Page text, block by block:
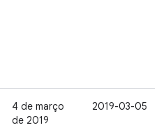
4 de março
de 2019
2019-03-05